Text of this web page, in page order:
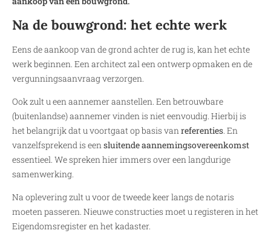
Na de bouwgrond: het echte werk
Eens de aankoop van de grond achter de rug is, kan het echte
werk beginnen. Een architect zal een ontwerp opmaken en de
vergunningsaanvraag verzorgen.
Ook zult u een aannemer aanstellen. Een betrouwbare
(buitenlandse) aannemer vinden is niet eenvoudig. Hierbij is
het belangrijk dat u voortgaat op basis vanreferenties. En
vanzelfsprekend is eensluitende aannemingsovereenkomst
essentieel. We spreken hier immers over een langdurige
samenwerking.
Na oplevering zult u voor de tweede keer langs de notaris
moeten passeren. Nieuwe constructies moet u registeren in het
Eigendomsregister en het kadaster.